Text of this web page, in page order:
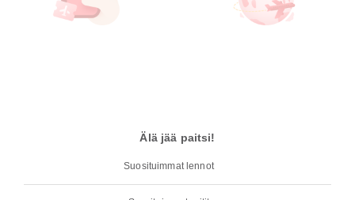
Älä jää paitsi!
Suosituimmat lennot